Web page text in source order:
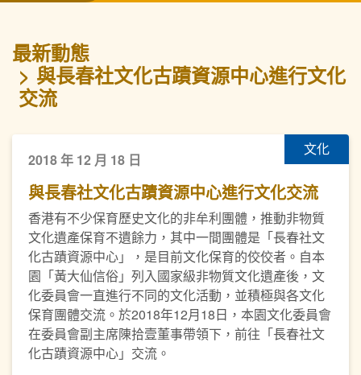
最新動態
與長春社文化古蹟資源中心進行文化
交流
文化
2018 年 12 月 18 日
與長春社文化古蹟資源中心進行文化交流
香港有不少保育歷史文化的非牟利團體，推動非物質
文化遺產保育不遺餘力，其中一間團體是「長春社文
化古蹟資源中心」，是目前文化保育的佼佼者。自本
園「黃大仙信俗」列入國家級非物質文化遺產後，文
化委員會一直進行不同的文化活動，並積極與各文化
保育團體交流。於2018年12月18日，本園文化委員會
在委員會副主席陳拾壹董事帶領下，前往「長春社文
化古蹟資源中心」交流。